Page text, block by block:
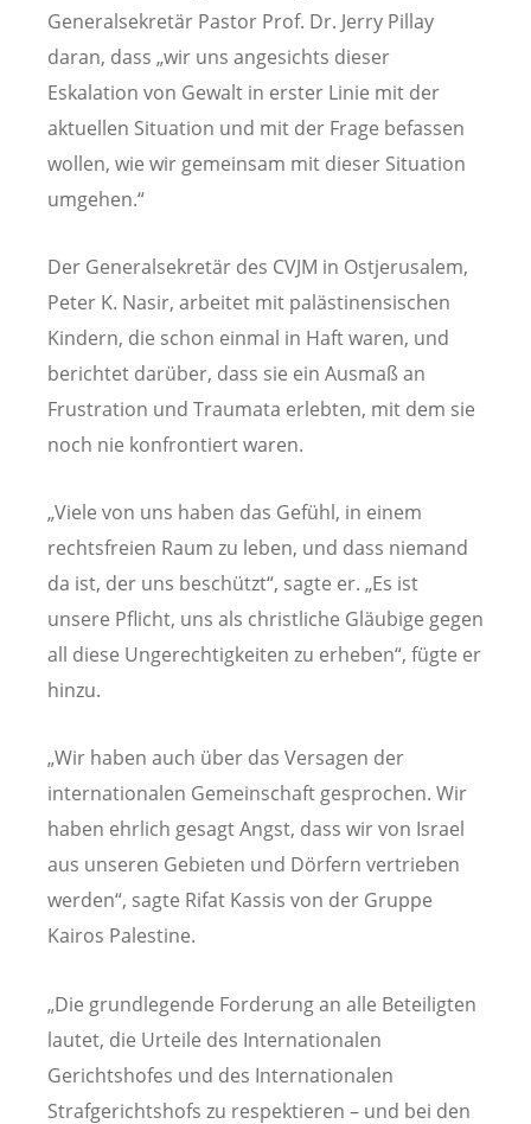
Generalsekretär Pastor Prof. Dr. Jerry Pillay
daran, dass „wir uns angesichts dieser
Eskalation von Gewalt in erster Linie mit der
aktuellen Situation und mit der Frage befassen
wollen, wie wir gemeinsam mit dieser Situation
umgehen.“
Der Generalsekretär des CVJM in Ostjerusalem,
Peter K. Nasir, arbeitet mit palästinensischen
Kindern, die schon einmal in Haft waren, und
berichtet darüber, dass sie ein Ausmaß an
Frustration und Traumata erlebten, mit dem sie
noch nie konfrontiert waren.
„Viele von uns haben das Gefühl, in einem
rechtsfreien Raum zu leben, und dass niemand
da ist, der uns beschützt“, sagte er. „Es ist
unsere Pflicht, uns als christliche Gläubige gegen
all diese Ungerechtigkeiten zu erheben“, fügte er
hinzu.
„Wir haben auch über das Versagen der
internationalen Gemeinschaft gesprochen. Wir
haben ehrlich gesagt Angst, dass wir von Israel
aus unseren Gebieten und Dörfern vertrieben
werden“, sagte Rifat Kassis von der Gruppe
Kairos Palestine.
„Die grundlegende Forderung an alle Beteiligten
lautet, die Urteile des Internationalen
Gerichtshofes und des Internationalen
Strafgerichtshofs zu respektieren – und bei den